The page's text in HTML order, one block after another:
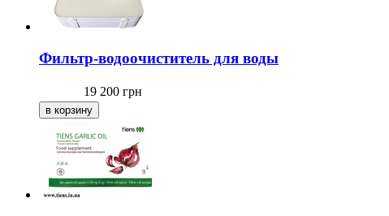
Фильтр-водоочиститель для воды
19 200 грн